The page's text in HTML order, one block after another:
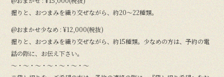
握りと、おつまみを織り交ぜながら、約20〜22種類。
@おまかせ少なめ : ¥12,000(税抜)
握りと、おつまみを織り交ぜながら、約15種類。少なめの方は、予約の電
話の際に、お伝え下さい。
〜・〜・〜・〜・〜・〜・〜